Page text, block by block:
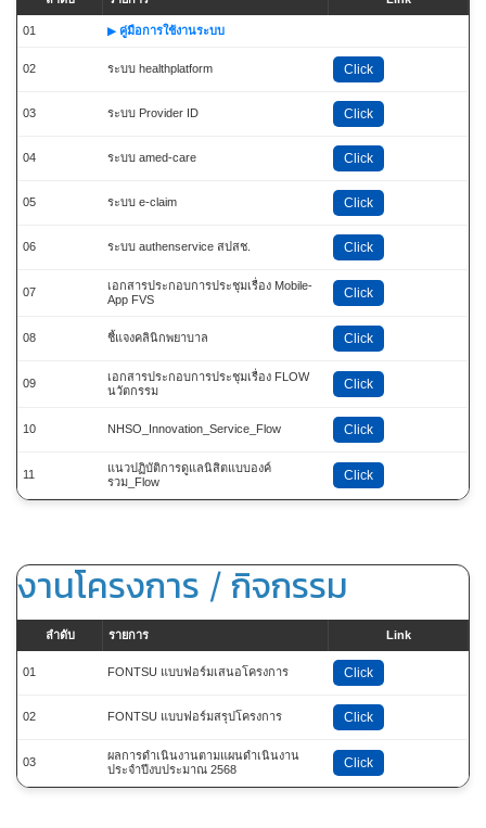
01 คู่มือการใช้งานระบบ
02 ระบบ healthplatform Click
03 ระบบ Provider ID Click
04 ระบบ amed-care Click
05 ระบบ e-claim Click
06 ระบบ authenservice สปสช. Click
07
เอกสารประกอบการประชุมเรื่อง Mobile-
App FVS
Click
08 ชี้แจงคลินิกพยาบาล Click
09
เอกสารประกอบการประชุมเรื่อง FLOW
นวัตกรรม
Click
10 NHSO_Innovation_Service_Flow Click
11
แนวปฏิบัติการดูแลนิสิตแบบองค์
รวม_Flow
Click
งานโครงการ / กิจกรรม
ลำดับ รายการ Link
01 FONTSU แบบฟอร์มเสนอโครงการ Click
02 FONTSU แบบฟอร์มสรุปโครงการ Click
03
ผลการดำเนินงานตามแผนดำเนินงาน
ประจำปีงบประมาณ 2568
Click